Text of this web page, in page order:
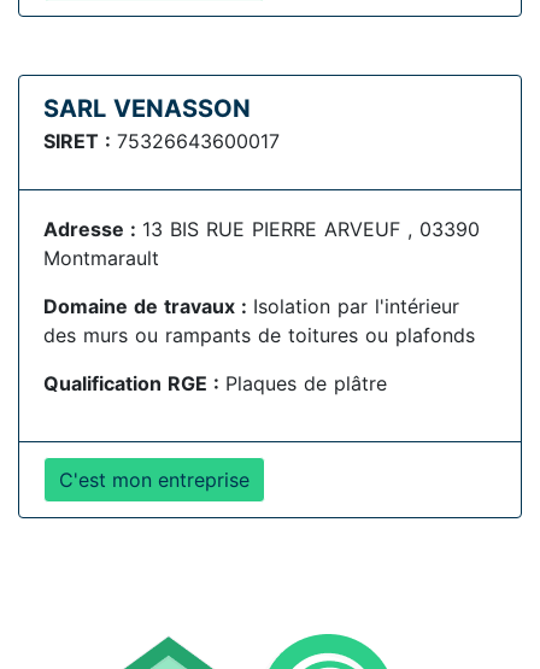
SARL VENASSON
SIRET : 75326643600017
Adresse : 13 BIS RUE PIERRE ARVEUF , 03390
Montmarault
Domaine de travaux : Isolation par l'intérieur
des murs ou rampants de toitures ou plafonds
Qualification RGE : Plaques de plâtre
C'est mon entreprise